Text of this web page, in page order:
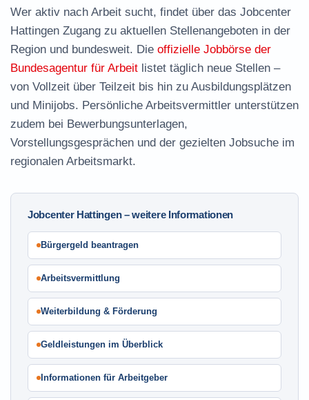
Wer aktiv nach Arbeit sucht, findet über das Jobcenter
Hattingen Zugang zu aktuellen Stellenangeboten in der
Region und bundesweit. Die offizielle Jobbörse der
Bundesagentur für Arbeit listet täglich neue Stellen –
von Vollzeit über Teilzeit bis hin zu Ausbildungsplätzen
und Minijobs. Persönliche Arbeitsvermittler unterstützen
zudem bei Bewerbungsunterlagen,
Vorstellungsgesprächen und der gezielten Jobsuche im
regionalen Arbeitsmarkt.
Jobcenter Hattingen – weitere Informationen
Bürgergeld beantragen
Arbeitsvermittlung
Weiterbildung & Förderung
Geldleistungen im Überblick
Informationen für Arbeitgeber